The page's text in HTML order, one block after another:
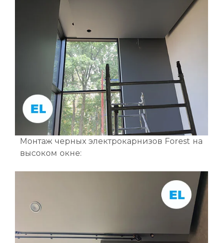
Монтаж черных электрокарнизов Forest на
высоком окне: